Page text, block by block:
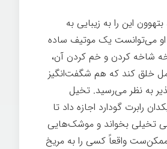
این را به زیبایی به
می‌توانست یک موتیف ساده
شاخه کردن و خم کردن آن،
خلق کند که هم شگفت‌انگیز
به نظر می‌رسید. تخیل
رابرت گودارد اجازه داد تا
تخیلی بخواند و موشک‌هایی
واقعاً کسی را به مریخ